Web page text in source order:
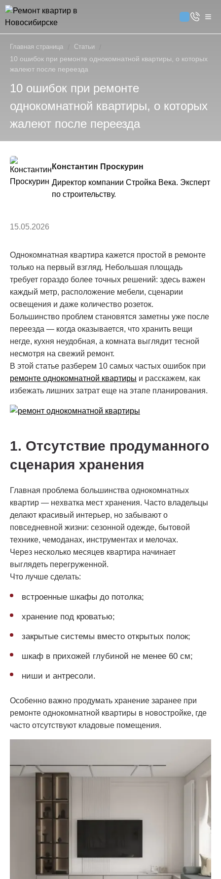
Главная страница Статьи
10 ошибок при ремонте однокомнатной квартиры, о которых
жалеют после переезда
10 ошибок при ремонте
однокомнатной квартиры, о которых
жалеют после переезда
Константин Проскурин
Директор компании Стройка Века. Эксперт
по строительству.
15.05.2026
Однокомнатная квартира кажется простой в ремонте
только на первый взгляд. Небольшая площадь
требует гораздо более точных решений: здесь важен
каждый метр, расположение мебели, сценарии
освещения и даже количество розеток.
Большинство проблем становятся заметны уже после
переезда — когда оказывается, что хранить вещи
негде, кухня неудобная, а комната выглядит тесной
несмотря на свежий ремонт.
В этой статье разберем 10 самых частых ошибок при
ремонте однокомнатной квартиры и расскажем, как
избежать лишних затрат еще на этапе планирования.
1. Отсутствие продуманного
сценария хранения
Главная проблема большинства однокомнатных
квартир — нехватка мест хранения. Часто владельцы
делают красивый интерьер, но забывают о
повседневной жизни: сезонной одежде, бытовой
технике, чемоданах, инструментах и мелочах.
Через несколько месяцев квартира начинает
выглядеть перегруженной.
Что лучше сделать:
встроенные шкафы до потолка;
хранение под кроватью;
закрытые системы вместо открытых полок;
шкаф в прихожей глубиной не менее 60 см;
ниши и антресоли.
Особенно важно продумать хранение заранее при
ремонте однокомнатной квартиры в новостройке, где
часто отсутствуют кладовые помещения.